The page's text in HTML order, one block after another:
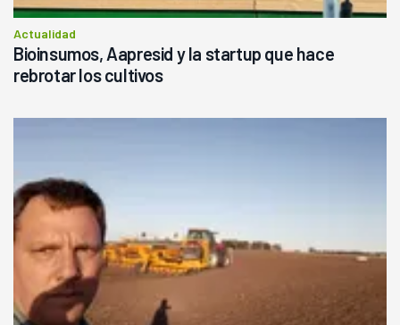
Actualidad
Bioinsumos, Aapresid y la startup que hace
rebrotar los cultivos